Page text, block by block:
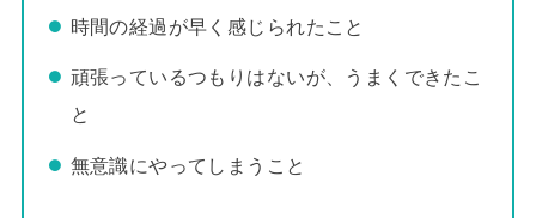
時間の経過が早く感じられたこと
頑張っているつもりはないが、うまくできたこ
と
無意識にやってしまうこと